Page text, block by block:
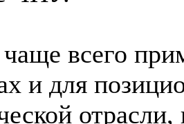
всего
и для